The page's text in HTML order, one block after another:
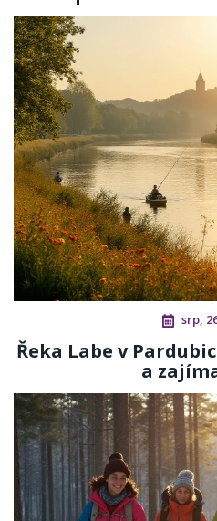
srp,
Řeka Labe v
a